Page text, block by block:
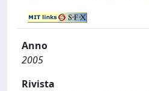
Anno
2005
Rivista